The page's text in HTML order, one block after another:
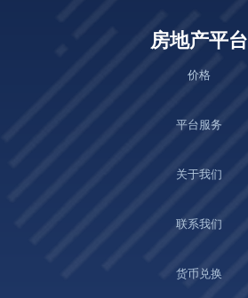
房地产平台
价格
平台服务
关于我们
联系我们
货币兑换